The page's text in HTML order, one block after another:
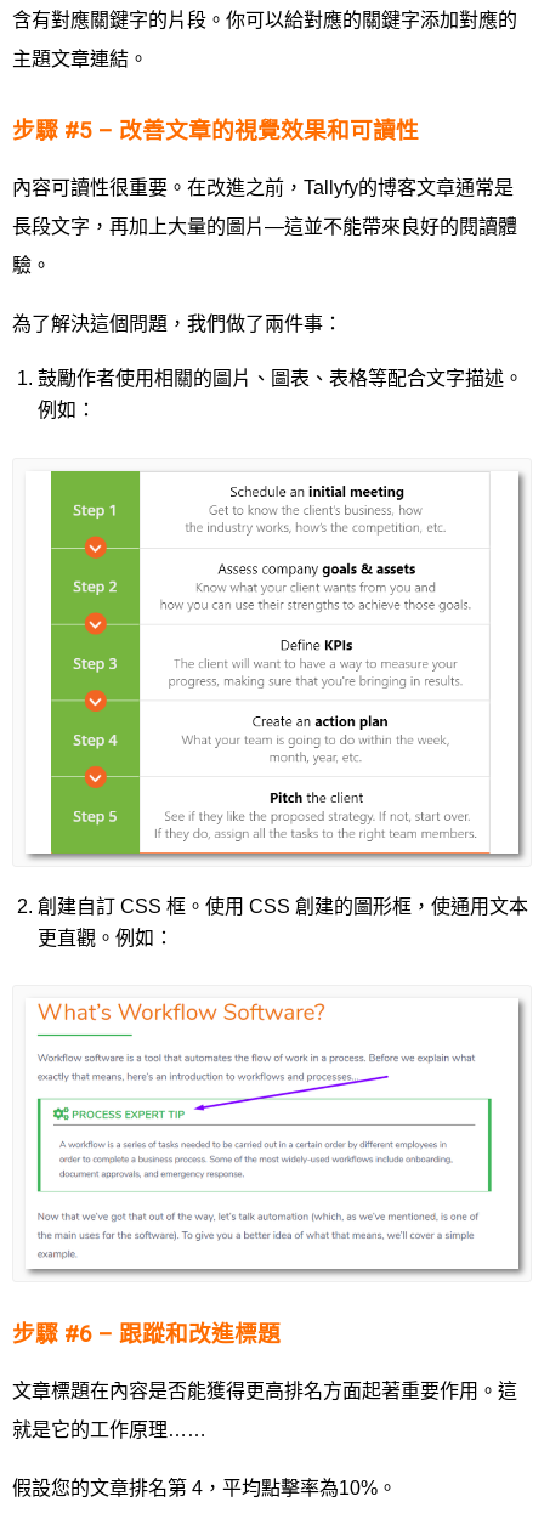
含有對應關鍵字的片段。你可以給對應的關鍵字添加對應的
主題文章連結。
步驟 #5 – 改善文章的視覺效果和可讀性
內容可讀性很重要。在改進之前，Tallyfy的博客文章通常是
長段文字，再加上大量的圖片—這並不能帶來良好的閱讀體
驗。
為了解決這個問題，我們做了兩件事：
鼓勵作者使用相關的圖片、圖表、表格等配合文字描述。
例如：
創建自訂 CSS 框。使用 CSS 創建的圖形框，使通用文本
更直觀。例如：
步驟 #6 – 跟蹤和改進標題
文章標題在內容是否能獲得更高排名方面起著重要作用。這
就是它的工作原理……
假設您的文章排名第 4，平均點擊率為10%。